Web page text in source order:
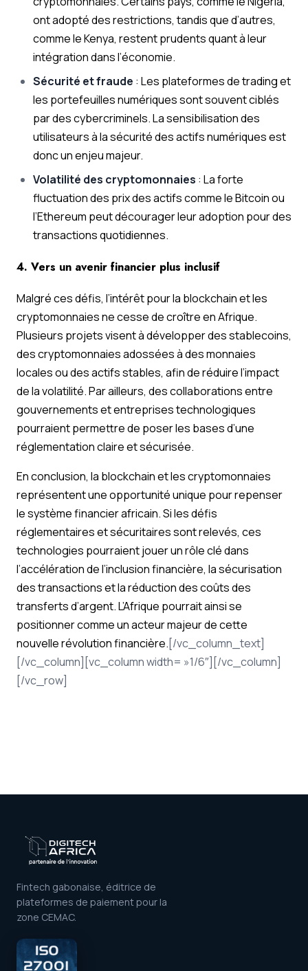
ont adopté des restrictions, tandis que d’autres,
comme le Kenya, restent prudents quant à leur
intégration dans l’économie.
Sécurité et fraude : Les plateformes de trading et
les portefeuilles numériques sont souvent ciblés
par des cybercriminels. La sensibilisation des
utilisateurs à la sécurité des actifs numériques est
donc un enjeu majeur.
Volatilité des cryptomonnaies : La forte
fluctuation des prix des actifs comme le Bitcoin ou
l’Ethereum peut décourager leur adoption pour des
transactions quotidiennes.
4. Vers un avenir financier plus inclusif
Malgré ces défis, l’intérêt pour la blockchain et les
cryptomonnaies ne cesse de croître en Afrique.
Plusieurs projets visent à développer des stablecoins,
des cryptomonnaies adossées à des monnaies
locales ou des actifs stables, afin de réduire l’impact
de la volatilité. Par ailleurs, des collaborations entre
gouvernements et entreprises technologiques
pourraient permettre de poser les bases d’une
réglementation claire et sécurisée.
En conclusion, la blockchain et les cryptomonnaies
représentent une opportunité unique pour repenser
le système financier africain. Si les défis
réglementaires et sécuritaires sont relevés, ces
technologies pourraient jouer un rôle clé dans
l’accélération de l’inclusion financière, la sécurisation
des transactions et la réduction des coûts des
transferts d’argent. L’Afrique pourrait ainsi se
positionner comme un acteur majeur de cette
nouvelle révolution financière.[/vc_column_text]
[/vc_column][vc_column width= »1/6″][/vc_column]
[/vc_row]
Fintech gabonaise, éditrice de
plateformes de paiement pour la
zone CEMAC.